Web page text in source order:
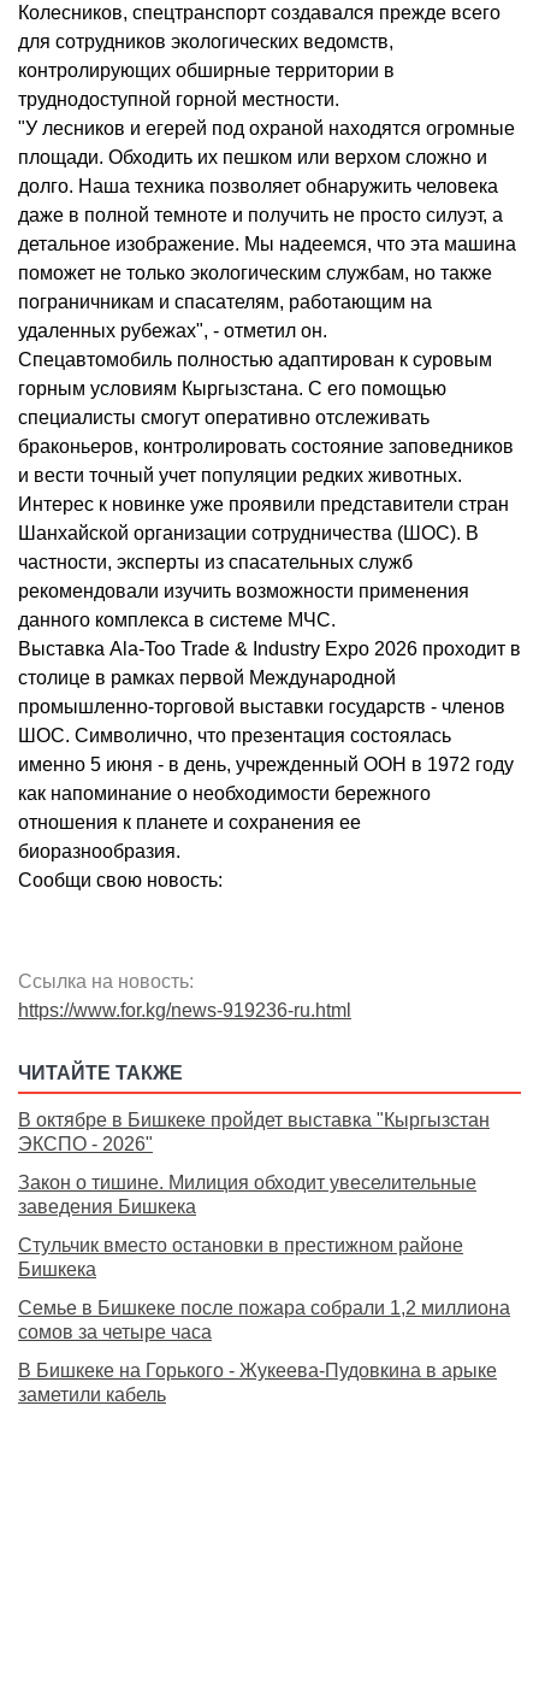
Колесников, спецтранспорт создавался прежде всего
для сотрудников экологических ведомств,
контролирующих обширные территории в
труднодоступной горной местности.
"У лесников и егерей под охраной находятся огромные
площади. Обходить их пешком или верхом сложно и
долго. Наша техника позволяет обнаружить человека
даже в полной темноте и получить не просто силуэт, а
детальное изображение. Мы надеемся, что эта машина
поможет не только экологическим службам, но также
пограничникам и спасателям, работающим на
удаленных рубежах", - отметил он.
Спецавтомобиль полностью адаптирован к суровым
горным условиям Кыргызстана. С его помощью
специалисты смогут оперативно отслеживать
браконьеров, контролировать состояние заповедников
и вести точный учет популяции редких животных.
Интерес к новинке уже проявили представители стран
Шанхайской организации сотрудничества (ШОС). В
частности, эксперты из спасательных служб
рекомендовали изучить возможности применения
данного комплекса в системе МЧС.
Выставка Ala-Too Trade & Industry Expo 2026 проходит в
столице в рамках первой Международной
промышленно-торговой выставки государств - членов
ШОС. Символично, что презентация состоялась
именно 5 июня - в день, учрежденный ООН в 1972 году
как напоминание о необходимости бережного
отношения к планете и сохранения ее
биоразнообразия.
Сообщи свою новость:
Ссылка на новость:
https://www.for.kg/news-919236-ru.html
ЧИТАЙТЕ ТАКЖЕ
В октябре в Бишкеке пройдет выставка "Кыргызстан
ЭКСПО - 2026"
Закон о тишине. Милиция обходит увеселительные
заведения Бишкека
Стульчик вместо остановки в престижном районе
Бишкека
Семье в Бишкеке после пожара собрали 1,2 миллиона
сомов за четыре часа
В Бишкеке на Горького - Жукеева-Пудовкина в арыке
заметили кабель